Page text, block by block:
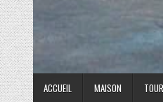
ACCUEIL MAISON